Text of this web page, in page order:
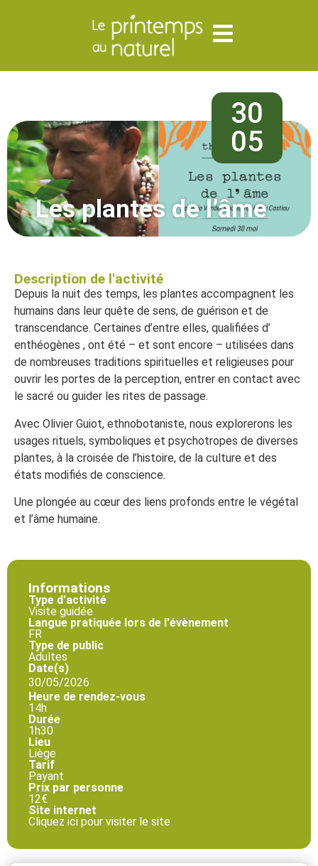
30
05
Les plantes de l’âme
Description de l'activité
Depuis la nuit des temps, les plantes accompagnent les
humains dans leur quête de sens, de guérison et de
transcendance. Certaines d’entre elles, qualifiées d’
enthéogènes , ont été – et sont encore – utilisées dans
de nombreuses traditions spirituelles et religieuses pour
ouvrir les portes de la perception, entrer en contact avec
le sacré ou guider les rites de passage.
Avec Olivier Guiot, ethnobotaniste, nous explorerons les
usages rituels, symboliques et psychotropes de diverses
plantes, à la croisée de l’histoire, de la culture et des
états modifiés de conscience.
Une plongée au cœur des liens profonds entre le végétal
et l’âme humaine.
Informations
Type d'activité
Visite guidée
Langue pratiquée lors de l'évènement
FR
Type de public
Adultes
Date(s)
30/05/2026
Heure de rendez-vous
14h
Durée
1h30
Lieu
Liège
Tarif
Payant
Prix par personne
12€
Site internet
Cliquez ici pour visiter le site